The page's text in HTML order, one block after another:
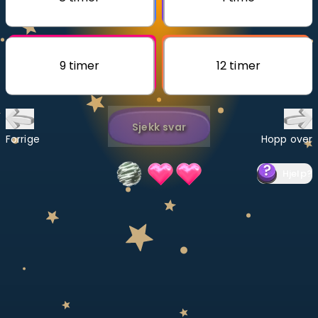
Bestill privatundervisning
Velg læreplan
Logg inn
9 timer 12 timer
Forrige
Sjekk svar
Hopp over
?